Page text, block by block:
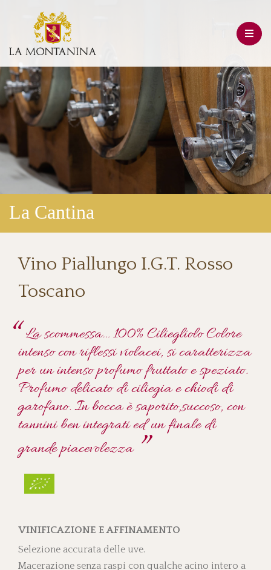
La Cantina
Vino Piallungo I.G.T. Rosso
Toscano
La scommessa… 100% Ciliegliolo Colore
intenso con riflessi violacei, si caratterizza
per un intenso profumo fruttato e speziato.
Profumo delicato di ciliegia e chiodi di
garofano. In bocca è saporito,succoso, con
tannini ben integrati ed un finale di
grande piacevolezza
VINIFICAZIONE E AFFINAMENTO
Selezione accurata delle uve.
Macerazione senza raspi con qualche acino intero a